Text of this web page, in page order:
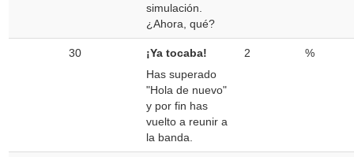
simulación.
¿Ahora, qué?
30
¡Ya tocaba!
Has superado
"Hola de nuevo"
y por fin has
vuelto a reunir a
la banda.
2 %